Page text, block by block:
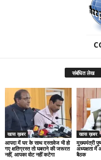
संबंधित लेख
खास ख़बर
आपदा में घर के साथ दस्तावेज भी हो
गए क्षतिग्रस्त तो घबराने की जरूरत
नहीं, आपका वोट नहीं कटेगा
खास ख़बर
मुख्यमंत्री
अध्यक्षता में
बैठक